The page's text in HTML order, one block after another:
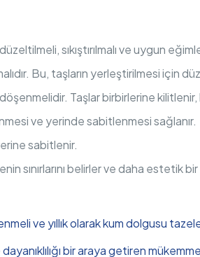
sıkıştırılmalı ve uygun
Bu, taşların yerleştirilmesi için
Taşlar birbirlerine
ve yerinde sabitlenmesi sağlanır.
sabitlenir.
sınırlarını belirler ve daha estetik
ve yıllık olarak kum dolgusu
bir araya getiren